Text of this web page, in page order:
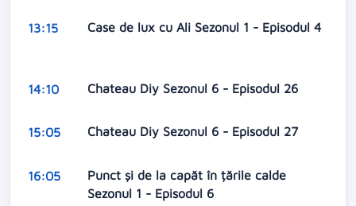
13:15 Case de lux cu Ali Sezonul 1 - Episodul 4
14:10 Chateau Diy Sezonul 6 - Episodul 26
15:05 Chateau Diy Sezonul 6 - Episodul 27
16:05
Punct și de la capăt în țările calde
Sezonul 1 - Episodul 6